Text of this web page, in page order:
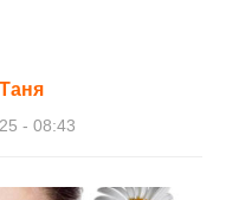
- 08:43